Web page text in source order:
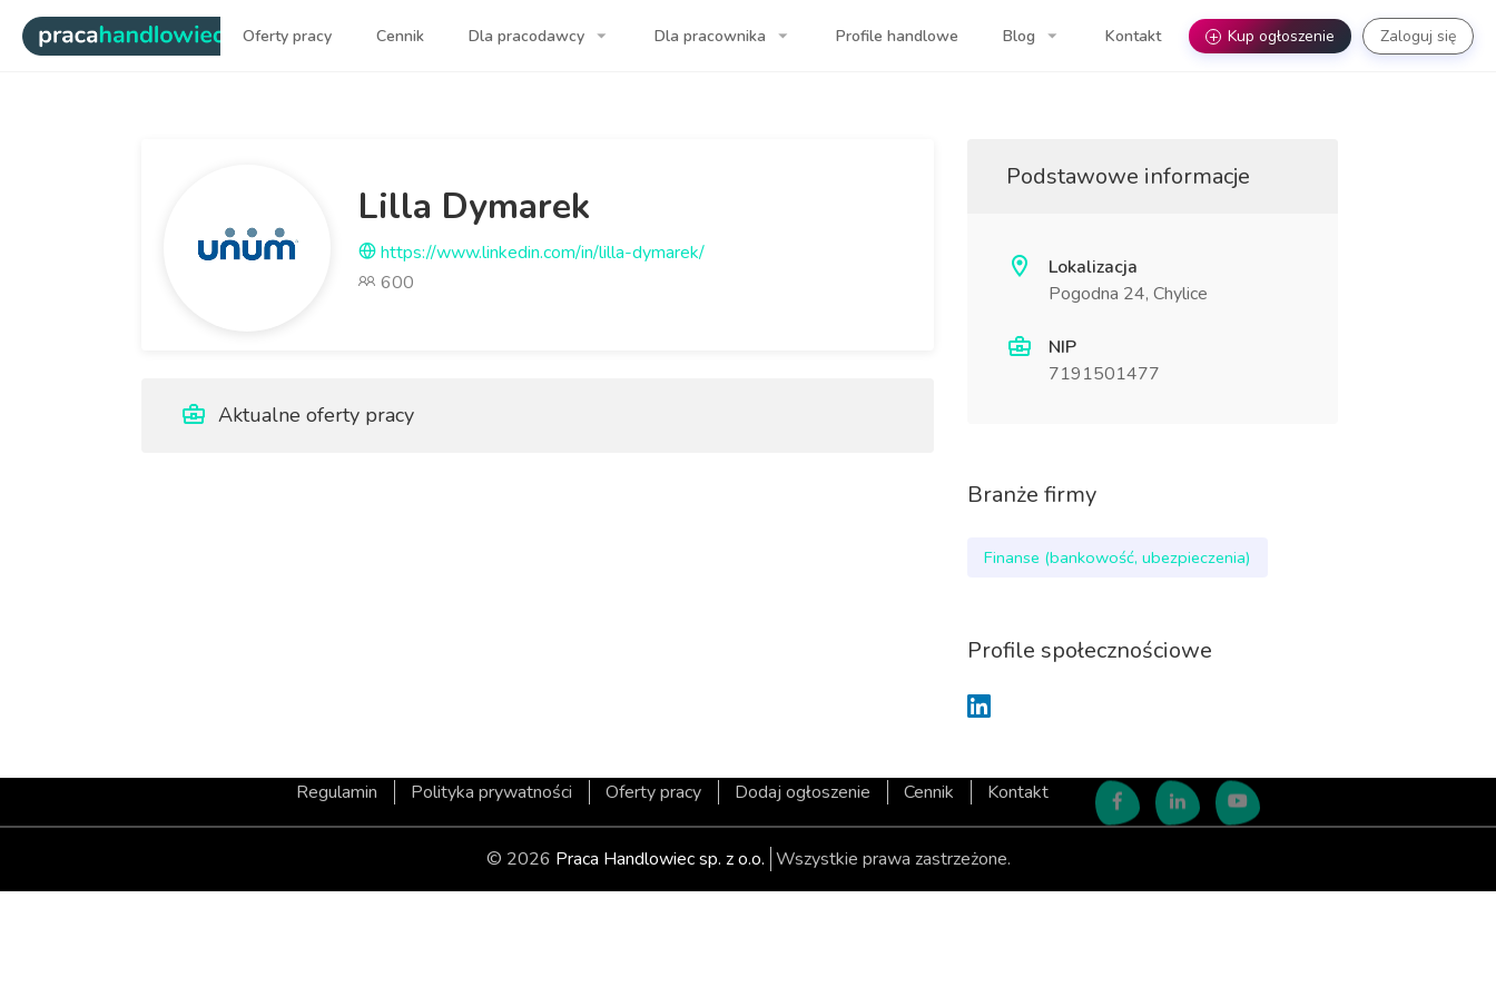
| Najlepsi ludzie sprzedaży dla Twojej firmy!
Oferty pracy Cennik Dla pracodawcy Dla pracownika Profile handlowe Blog Kontakt + Kup ogłoszenie Zaloguj się
Lilla Dymarek
https://www.linkedin.com/in/lilla-dymarek/
600
Aktualne oferty pracy
Podstawowe informacje
Lokalizacja
Pogodna 24, Chylice
NIP
7191501477
Branże firmy
Finanse (bankowość, ubezpieczenia)
Profile społecznościowe
Regulamin Polityka prywatności Oferty pracy Dodaj ogłoszenie Cennik Kontakt
© 2026 Praca Handlowiec sp. z o.o. Wszystkie prawa zastrzeżone.